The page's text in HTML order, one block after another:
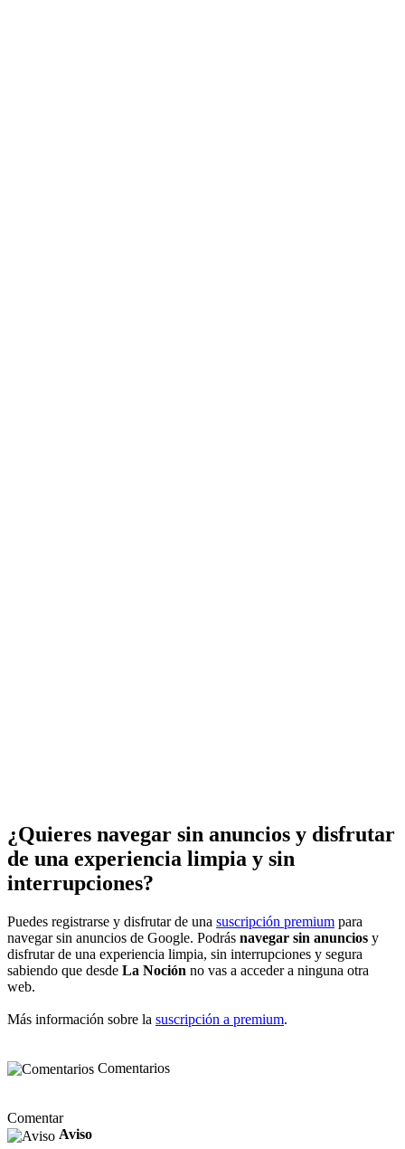
¿Quieres navegar sin anuncios y disfrutar
de una experiencia limpia y sin
interrupciones?
Puedes registrarse y disfrutar de una suscripción premium para
navegar sin anuncios de Google. Podrás navegar sin anuncios y
disfrutar de una experiencia limpia, sin interrupciones y segura
sabiendo que desde La Noción no vas a acceder a ninguna otra
web.
Más información sobre la suscripción a premium.
Comentarios
Comentar
Aviso